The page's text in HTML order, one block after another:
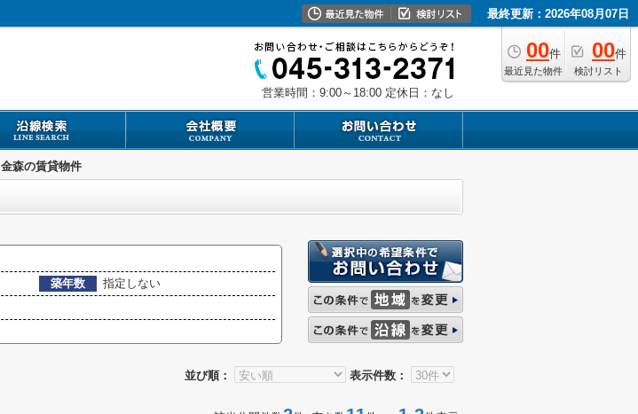
最終更新：2026年08月07日
00件
最近見た物件
00件
検討リスト
営業時間：9:00～18:00 定休日：なし
金森の賃貸物件
築年数
指定しない
並び順： 表示件数：